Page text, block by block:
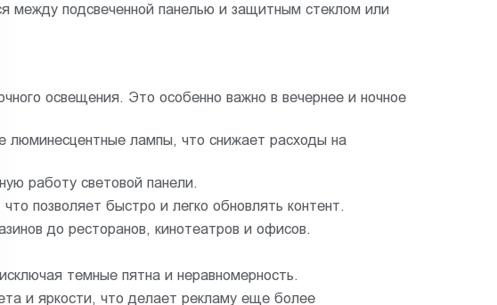
между подсвеченной панелью и защитным стеклом или
освещения. Это особенно важно в вечернее и ночное
люминесцентные лампы, что снижает расходы на
работу световой панели.
позволяет быстро и легко обновлять контент.
до ресторанов, кинотеатров и офисов.
темные пятна и неравномерность.
и яркости, что делает рекламу еще более